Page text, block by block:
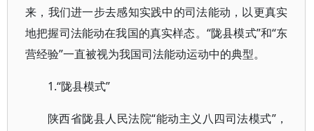
来，我们进一步去感知实践中的司法能动，以更真实
地把握司法能动在我国的真实样态。“陇县模式”和“东
营经验”一直被视为我国司法能动运动中的典型。
1.“陇县模式”
陕西省陇县人民法院“能动主义八四司法模式”，